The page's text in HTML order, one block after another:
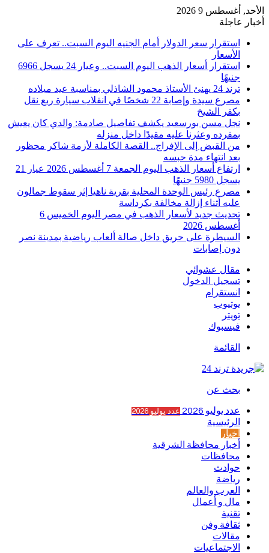
الأحد, أغسطس 9 2026
أخبار عاجلة
استقرار سعر الدولار أمام الجنيه اليوم السبت.. تعرف على
الأسعار
استقرار أسعار الذهب اليوم السبت.. وعيار 24 يسجل 6966
جنيهًا
ترند 24 يهنئ الأستاذ محمود الشاذلي بمناسبة عيد ميلاده
مصرع سيدة وإصابة 22 شخصًا في انقلاب سيارة ربع نقل
بكفر الشيخ
نجل مسن بورسعيد يكشف تفاصيل صادمة: والدي كان يعيش
بمفرده وعثرنا عليه مقيدًا داخل منزله
من القبض إلى الإفراج.. القصة الكاملة لأزمة شاكر محظور
بعد انتهاء مدة حبسه
ارتفاع أسعار الذهب اليوم الجمعة 7 أغسطس 2026 عيار 21
يسجل 5980 جنيهًا
مصرع رئيس الوحدة المحلية بقرية ناهيا إثر سقوط جمالون
عليه أثناء إزالة مخالفة بكرداسة
تحديث جديد لأسعار الذهب في مصر اليوم الخميس 6
أغسطس 2026
السيطرة على حريق داخل صالة ألعاب رياضية بمدينة نصر
دون إصابات
مقال عشوائي
تسجيل الدخول
انستقرام
يوتيوب
تويتر
فيسبوك
القائمة
بحث عن
عدد يوليو 2026 عدد يوليو 2026
الرئيسية
أخبار
أخبار محافظة الشرقية
محافظات
حوادث
رياضة
العرب والعالم
مال و أعمال
تقنية
ثقافة وفن
مقالات
الاجتماعيات